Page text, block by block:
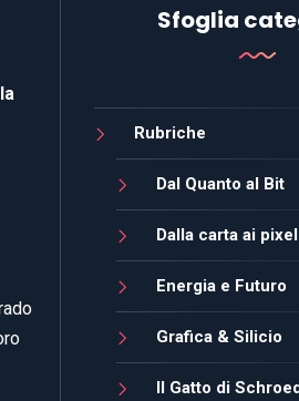
Sfoglia
Rubriche
Dal Quanto al Bit
Dalla carta ai pixel
Energia e Futuro
Grafica & Silicio
Il Gatto di